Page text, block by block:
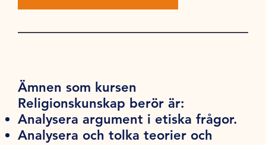
Ämnen som kursen
Religionskunskap berör är:
Analysera argument i etiska frågor.
Analysera och tolka teorier och